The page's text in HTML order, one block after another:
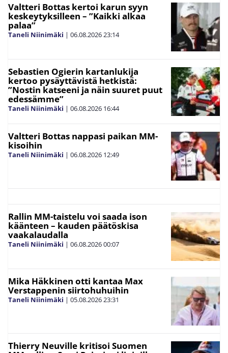
Valtteri Bottas kertoi karun syyn
keskeytyksilleen – ”Kaikki alkaa
palaa”
Taneli Niinimäki | 06.08.202623:14
Sebastien Ogierin kartanlukija
kertoo pysäyttävistä hetkistä:
”Nostin katseeni ja näin suuret puut
edessämme”
Taneli Niinimäki | 06.08.2026 16:44
Valtteri Bottas nappasi paikan MM-
kisoihin
Taneli Niinimäki | 06.08.2026 12:49
Rallin MM-taistelu voi saada ison
käänteen – kauden päätöskisa
vaakalaudalla
Taneli Niinimäki | 06.08.202600:07
Mika Häkkinen otti kantaa Max
Verstappenin siirtohuhuihin
Taneli Niinimäki | 05.08.202623:31
Thierry Neuville kritisoi Suomen